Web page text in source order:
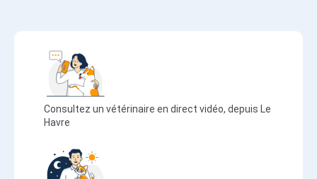
Consultez un vétérinaire en direct vidéo, depuis Le
Havre